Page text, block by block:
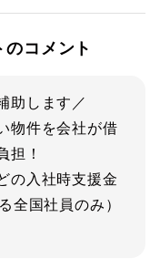
コメント
助します／
物件を会社が借
担！
の入社時支援金
全国社員のみ）